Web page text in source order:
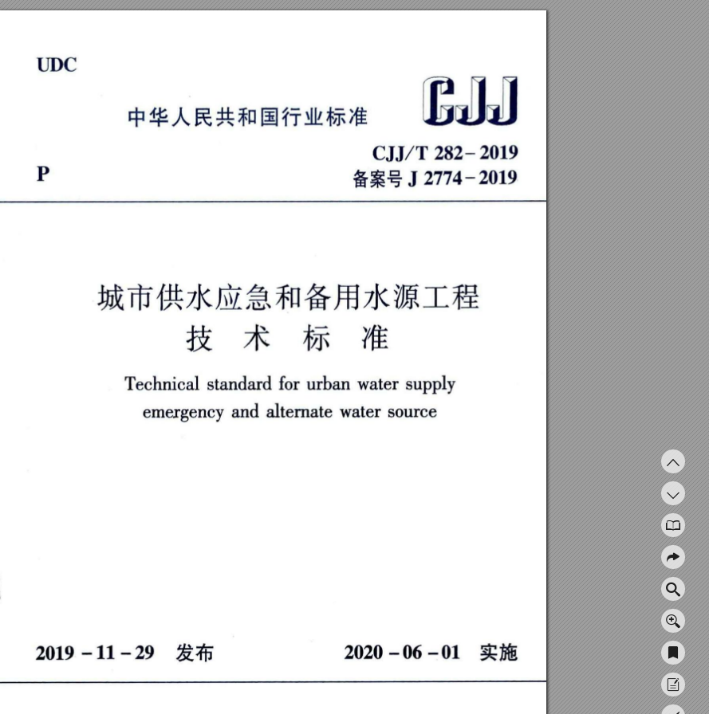
ｔＪ
ＤＣ
中
华
人
民
共
和
国
行
业
标
， 履』
Ｊ
ＣＪＪ／Ｔ ２８２一２０１
９
备案号 Ｊ２７７４一２０１
９
Ｔ
ｅｃ
ｈ
ｎｉ
ｃ
ａｌｓ
ｔ
ａ
ｎｄａ
ｒｄｆ
ｏｒｕｔ
ｈａｎｗ
ａ
ｔｅｒｓ
ｕ
ｐｐ
ｌ
ｙ
ｅ
ｍｅ
ｘｇｅｎ
ｃｙａ
ｎｄａ
ｌｔ
ｅｒ
ｎａ
ｔｅｗａｔ
ｅｒｓ
ｏｕｒ
ｃｅ
２０１９一１１一２
９ 发布 ２０
２０一０６一０
１ 实施